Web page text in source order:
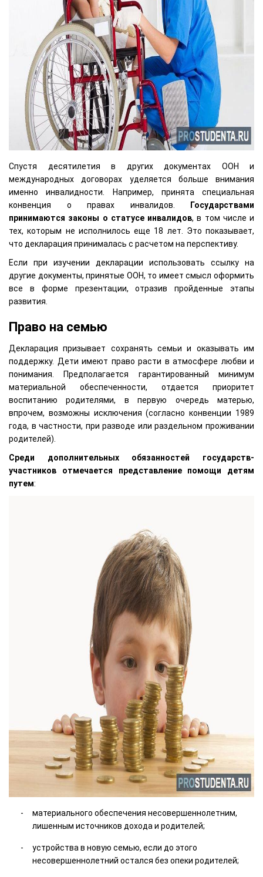
Спустя десятилетия в других документах ООН и
международных договорах уделяется больше внимания
именно инвалидности. Например, принята специальная
конвенция о правах инвалидов.
Государствами
принимаются законы о статусе инвалидов, в том числе и
тех, которым не исполнилось еще 18 лет. Это показывает,
что декларация принималась с расчетом на перспективу.
Если при изучении декларации использовать ссылку на
другие документы, принятые ООН, то имеет смысл оформить
все в форме презентации, отразив пройденные этапы
развития.
Право на семью
Декларация призывает сохранять семьи и оказывать им
поддержку. Дети имеют право расти в атмосфере любви и
понимания. Предполагается гарантированный минимум
материальной обеспеченности, отдается приоритет
воспитанию родителями, в первую очередь матерью,
впрочем, возможны исключения (согласно конвенции 1989
года, в частности, при разводе или раздельном проживании
родителей).
Среди дополнительных обязанностей государств-
участников отмечается представление помощи детям
путем:
материального обеспечения несовершеннолетним,
лишенным источников дохода и родителей;
устройства в новую семью, если до этого
несовершеннолетний остался без опеки родителей;